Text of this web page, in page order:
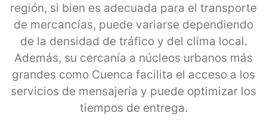
región, si bien es adecuada para el transporte
de mercancías, puede variarse dependiendo
de la densidad de tráfico y del clima local.
Además, su cercanía a núcleos urbanos más
grandes como Cuenca facilita el acceso a los
servicios de mensajería y puede optimizar los
tiempos de entrega.